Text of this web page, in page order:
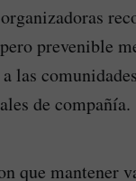
prevenible
las
de compañía.
que mantener